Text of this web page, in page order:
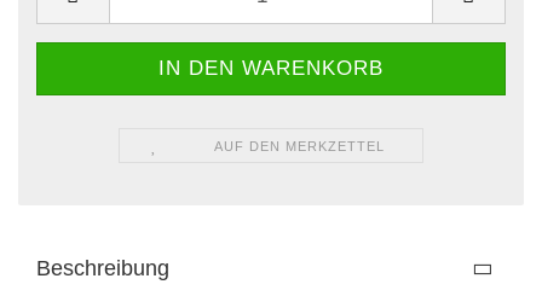
AUF DEN MERKZETTEL
Beschreibung